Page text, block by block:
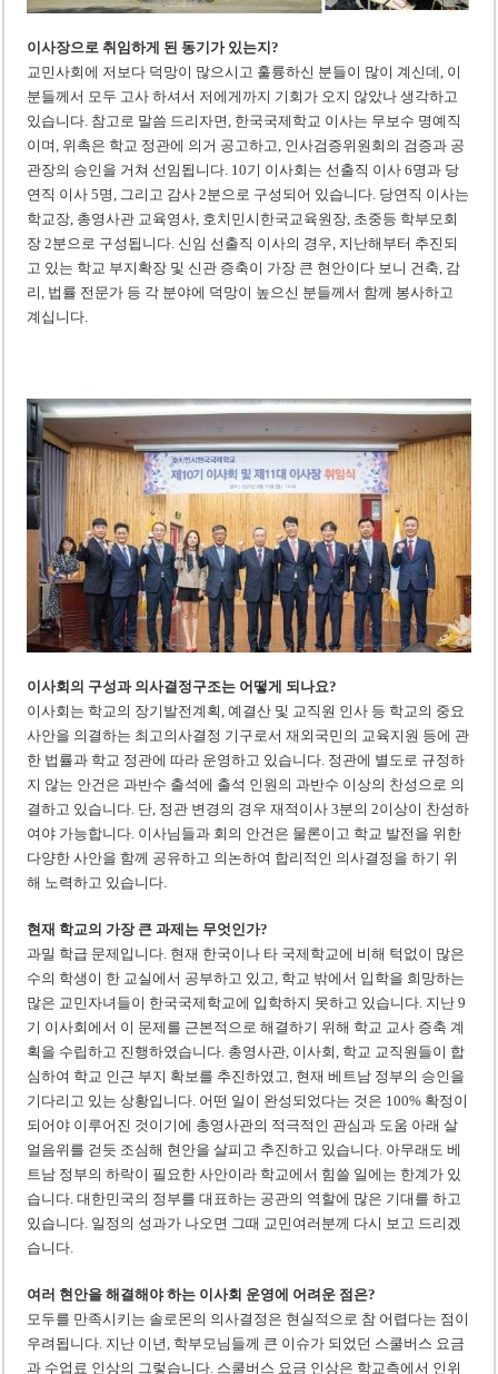
이사장으로 취임하게 된 동기가 있는지?
교민사회에 저보다 덕망이 많으시고 훌륭하신 분들이 많이 계신데, 이
분들께서 모두 고사 하셔서 저에게까지 기회가 오지 않았나 생각하고
있습니다. 참고로 말씀 드리자면, 한국국제학교 이사는 무보수 명예직
이며, 위촉은 학교 정관에 의거 공고하고, 인사검증위원회의 검증과 공
관장의 승인을 거쳐 선임됩니다. 10기 이사회는 선출직 이사 6명과 당
연직 이사 5명, 그리고 감사 2분으로 구성되어 있습니다. 당연직 이사는
학교장, 총영사관 교육영사, 호치민시한국교육원장, 초중등 학부모회
장 2분으로 구성됩니다. 신임 선출직 이사의 경우, 지난해부터 추진되
고 있는 학교 부지확장 및 신관 증축이 가장 큰 현안이다 보니 건축, 감
리, 법률 전문가 등 각 분야에 덕망이 높으신 분들께서 함께 봉사하고
계십니다.
이사회의 구성과 의사결정구조는 어떻게 되나요?
이사회는 학교의 장기발전계획, 예결산 및 교직원 인사 등 학교의 중요
사안을 의결하는 최고의사결정 기구로서 재외국민의 교육지원 등에 관
한 법률과 학교 정관에 따라 운영하고 있습니다. 정관에 별도로 규정하
지 않는 안건은 과반수 출석에 출석 인원의 과반수 이상의 찬성으로 의
결하고 있습니다. 단, 정관 변경의 경우 재적이사 3분의 2이상이 찬성하
여야 가능합니다. 이사님들과 회의 안건은 물론이고 학교 발전을 위한
다양한 사안을 함께 공유하고 의논하여 합리적인 의사결정을 하기 위
해 노력하고 있습니다.
현재 학교의 가장 큰 과제는 무엇인가?
과밀 학급 문제입니다. 현재 한국이나 타 국제학교에 비해 턱없이 많은
수의 학생이 한 교실에서 공부하고 있고, 학교 밖에서 입학을 희망하는
많은 교민자녀들이 한국국제학교에 입학하지 못하고 있습니다. 지난 9
기 이사회에서 이 문제를 근본적으로 해결하기 위해 학교 교사 증축 계
획을 수립하고 진행하였습니다. 총영사관, 이사회, 학교 교직원들이 합
심하여 학교 인근 부지 확보를 추진하였고, 현재 베트남 정부의 승인을
기다리고 있는 상황입니다. 어떤 일이 완성되었다는 것은 100% 확정이
되어야 이루어진 것이기에 총영사관의 적극적인 관심과 도움 아래 살
얼음위를 걷듯 조심해 현안을 살피고 추진하고 있습니다. 아무래도 베
트남 정부의 하락이 필요한 사안이라 학교에서 힘쓸 일에는 한계가 있
습니다. 대한민국의 정부를 대표하는 공관의 역할에 많은 기대를 하고
있습니다. 일정의 성과가 나오면 그때 교민여러분께 다시 보고 드리겠
습니다.
여러 현안을 해결해야 하는 이사회 운영에 어려운 점은?
모두를 만족시키는 솔로몬의 의사결정은 현실적으로 참 어렵다는 점이
우려됩니다. 지난 이년, 학부모님들께 큰 이슈가 되었던 스쿨버스 요금
과 수업료 인상의 그렇습니다. 스쿨버스 요금 인상은 학교측에서 인위